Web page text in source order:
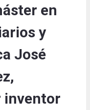
en
y
José
inventor